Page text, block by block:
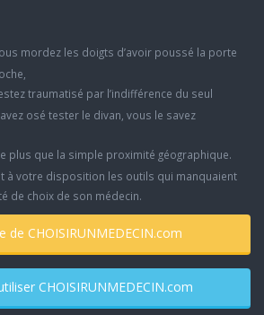
mordez les doigts d’avoir poussé la porte
traumatisé par l’indifférence du seul
osé tester le divan, vous le savez
plus que la simple proximité géographique.
à votre disposition les outils qui manquaient
de choix de son médecin.
Le rôle de CHOISIRUNMEDECIN.com
Quand utiliser CHOISIRUNMEDECIN.com